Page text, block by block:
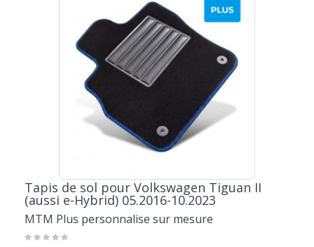
Tapis de sol pour Volkswagen Tiguan II
(aussi e-Hybrid) 05.2016-10.2023
MTM Plus personnalise sur mesure